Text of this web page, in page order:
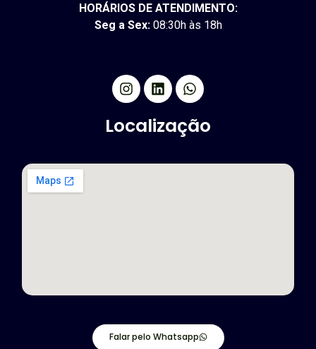
HORÁRIOS DE ATENDIMENTO:
Seg a Sex:08:30h às 18h
Localização
Falar pelo Whatsapp